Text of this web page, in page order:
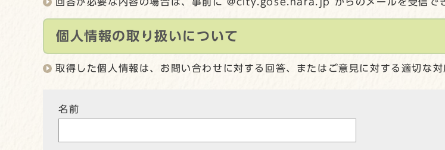
個人情報の取り扱いについて
取得した個人情報は、お問い合わせに対する回答、またはご意見に対する適切な
名前